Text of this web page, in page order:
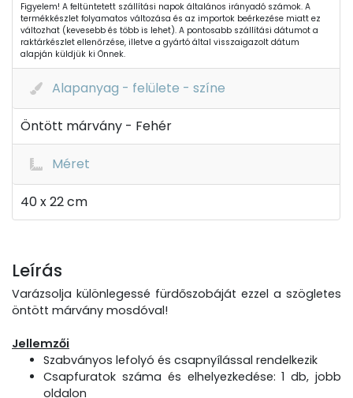
Figyelem! A feltüntetett szállítási napok általános irányadó számok. A
termékkészlet folyamatos változása és az importok beérkezése miatt ez
változhat (kevesebb és több is lehet). A pontosabb szállítási dátumot a
raktárkészlet ellenőrzése, illetve a gyártó által visszaigazolt dátum
alapján küldjük ki Önnek.
Alapanyag - felülete - színe
Öntött márvány - Fehér
Méret
40 x 22 cm
Leírás
Varázsolja különlegessé fürdőszobáját ezzel a szögletes
öntött márvány mosdóval!
Jellemzői
Szabványos lefolyó és csapnyílással rendelkezik
Csapfuratok száma és elhelyezkedése: 1 db, jobb
oldalon